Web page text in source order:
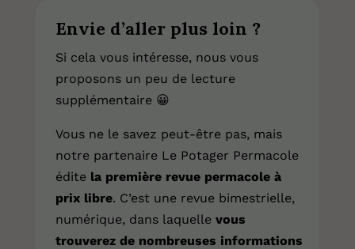
Envie d’aller plus loin ?
Si cela vous intéresse, nous vous
proposons un peu de lecture
supplémentaire 😀
Vous ne le savez peut-être pas, mais
notre partenaire Le Potager Permacole
éditela première revue permacole à
prix libre. C’est une revue bimestrielle,
numérique, dans laquelle vous
trouverez de nombreuses informations